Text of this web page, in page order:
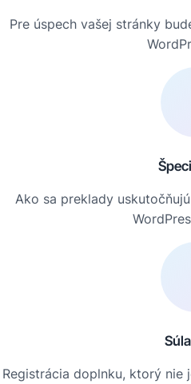
Pre úspech vašej stránky
Ako sa preklady
Registrácia doplnku, ktorý